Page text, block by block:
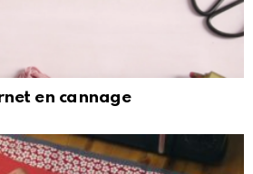
en cannage